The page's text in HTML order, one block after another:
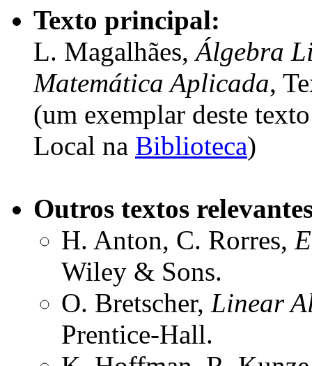
Texto principal:
L. Magalhães,Álgebra
Matemática Aplicada,
(um exemplar deste
Local na Biblioteca)
Outros textos
H. Anton, C. Rorres,
Wiley & Sons.
O. Bretscher, Linear
Prentice-Hall.